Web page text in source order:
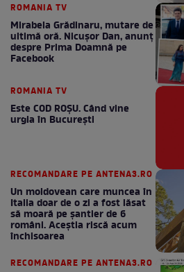
ROMANIA TV
Mirabela Grădinaru, mutare de
ultimă oră. Nicuşor Dan, anunţ
despre Prima Doamnă pe
Facebook
ROMANIA TV
Este COD ROŞU. Când vine
urgia în Bucureşti
RECOMANDARE PE ANTENA3.RO
Un moldovean care muncea în
Italia doar de o zi a fost lăsat
să moară pe şantier de 6
români. Aceștia riscă acum
închisoarea
RECOMANDARE PE ANTENA3.RO